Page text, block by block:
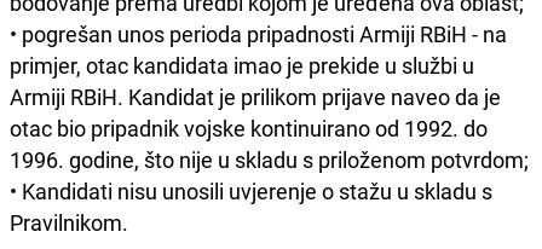
• pogrešan unos perioda pripadnosti Armiji RBiH - na
primjer, otac kandidata imao je prekide u službi u
Armiji RBiH. Kandidat je prilikom prijave naveo da je
otac bio pripadnik vojske kontinuirano od 1992. do
1996. godine, što nije u skladu s priloženom potvrdom;
• Kandidati nisu unosili uvjerenje o stažu u skladu s
Pravilnikom.